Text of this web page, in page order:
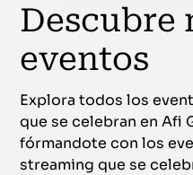
Descubre
eventos
Explora todos los
que se celebran en Afi
fórmandote con los
streaming que se